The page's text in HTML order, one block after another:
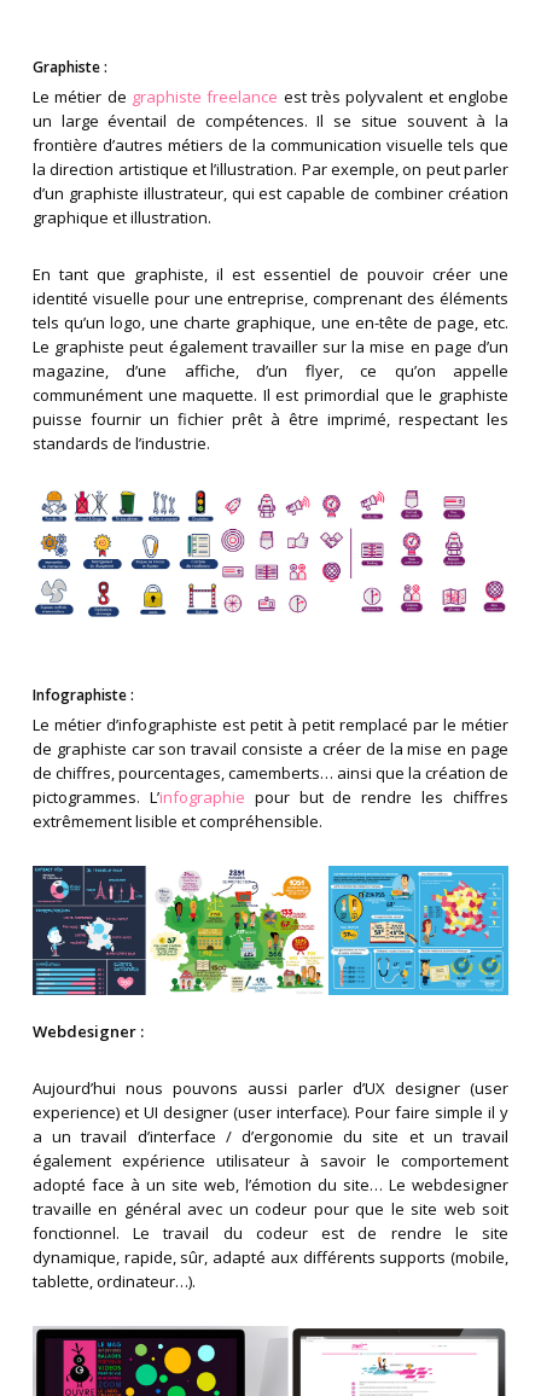
Graphiste :
Le métier de graphiste freelance est très polyvalent et englobe
un large éventail de compétences. Il se situe souvent à la
frontière d’autres métiers de la communication visuelle tels que
la direction artistique et l’illustration. Par exemple, on peut parler
d’un graphiste illustrateur, qui est capable de combiner création
graphique et illustration.
En tant que graphiste, il est essentiel de pouvoir créer une
identité visuelle pour une entreprise, comprenant des éléments
tels qu’un logo, une charte graphique, une en-tête de page, etc.
Le graphiste peut également travailler sur la mise en page d’un
magazine, d’une affiche, d’un flyer, ce qu’on appelle
communément une maquette. Il est primordial que le graphiste
puisse fournir un fichier prêt à être imprimé, respectant les
standards de l’industrie.
Infographiste :
Le métier d’infographiste est petit à petit remplacé par le métier
de graphiste car son travail consiste a créer de la mise en page
de chiffres, pourcentages, camemberts… ainsi que la création de
pictogrammes. L’infographie pour but de rendre les chiffres
extrêmement lisible et compréhensible.
Webdesigner :
Aujourd’hui nous pouvons aussi parler d’UX designer (user
experience) et UI designer (user interface). Pour faire simple il y
a un travail d’interface / d’ergonomie du site et un travail
également expérience utilisateur à savoir le comportement
adopté face à un site web, l’émotion du site… Le webdesigner
travaille en général avec un codeur pour que le site web soit
fonctionnel. Le travail du codeur est de rendre le site
dynamique, rapide, sûr, adapté aux différents supports (mobile,
tablette, ordinateur…).